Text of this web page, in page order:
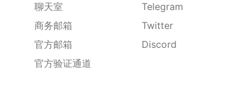
聊天室
商务邮箱
官方邮箱
官方验证通道
Telegram
Twitter
Discord